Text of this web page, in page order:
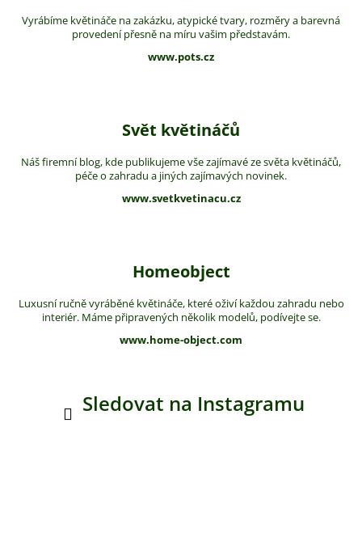
Vyrábíme květináče na zakázku, atypické tvary, rozměry a barevná
provedení přesně na míru vašim představám.
www.pots.cz
Svět květináčů
Náš firemní blog, kde publikujeme vše zajímavé ze světa květináčů,
péče o zahradu a jiných zajímavých novinek.
www.svetkvetinacu.cz
Homeobject
Luxusní ručně vyráběné květináče, které oživí každou zahradu nebo
interiér. Máme připravených několik modelů, podívejte se.
www.home-object.com
Sledovat na Instagramu